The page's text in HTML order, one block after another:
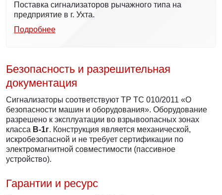
Поставка сигнализаторов рычажного типа на
предприятие в г. Ухта.
Подробнее
Безопасность и разрешительная
документация
Сигнализаторы соответствуют ТР ТС 010/2011 «О
безопасности машин и оборудования». Оборудование
разрешено к эксплуатации во взрывоопасных зонах
класса В-1г. Конструкция является механической,
искробезопасной и не требует сертификации по
электромагнитной совместимости (пассивное
устройство).
Гарантии и ресурс